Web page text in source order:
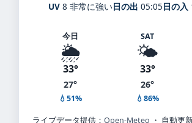
UV 8 非常に強い日の出 05:05日の入
今日
🌦️
33°
27°
💧51%
SAT
🌤️
33°
26°
💧86%
ライブデータ提供： Open-Meteo ・ 自動更